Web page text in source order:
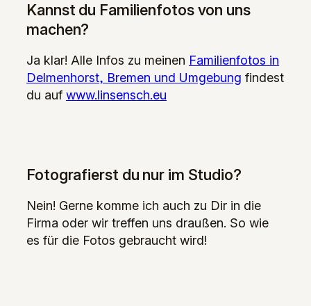
Kannst du Familienfotos von uns
machen?
Ja klar! Alle Infos zu meinen Familienfotos in
Delmenhorst, Bremen und Umgebung findest
du auf www.linsensch.eu
Fotografierst du nur im Studio?
Nein! Gerne komme ich auch zu Dir in die
Firma oder wir treffen uns draußen. So wie
es für die Fotos gebraucht wird!